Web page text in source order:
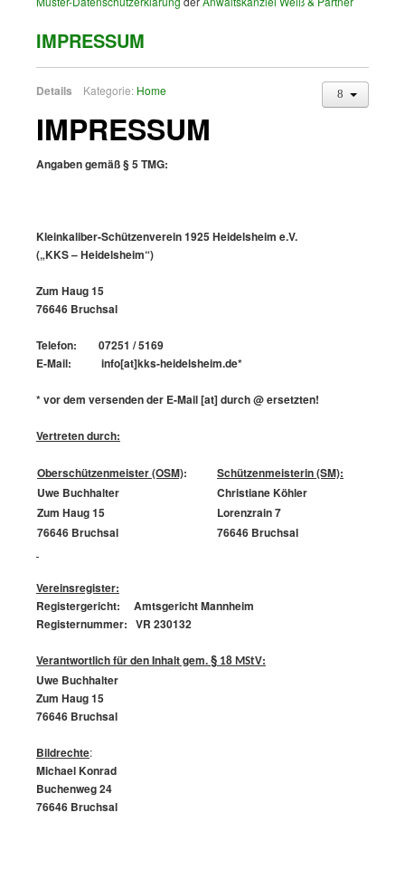
IMPRESSUM
Details Kategorie: Home
IMPRESSUM
Angaben gemäß § 5 TMG:
Kleinkaliber-Schützenverein 1925 Heidelsheim e.V.
(„KKS – Heidelsheim“)
Zum Haug 15
76646 Bruchsal
Telefon: 07251 / 5169
E-Mail: info[at]kks-heidelsheim.de*
* vor dem versenden der E-Mail [at] durch @ ersetzten!
Vertreten durch:
Oberschützenmeister (OSM):
Schützenmeisterin (SM):
Uwe Buchhalter
Christiane Köhler
Zum Haug 15
Lorenzrain 7
76646 Bruchsal
76646 Bruchsal
Vereinsregister:
Registergericht: Amtsgericht Mannheim
Registernummer: VR 230132
Verantwortlich für den Inhalt gem.§ 18 MStV:
Uwe Buchhalter
Zum Haug 15
76646 Bruchsal
Bildrechte:
Michael Konrad
Buchenweg 24
76646 Bruchsal